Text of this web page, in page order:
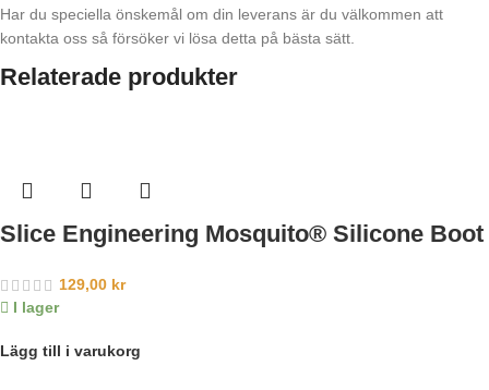
Har du speciella önskemål om din leverans är du välkommen att
kontakta oss så försöker vi lösa detta på bästa sätt.
Relaterade produkter
Slice Engineering Mosquito® Silicone Boot
129,00 kr
I lager
Lägg till i varukorg